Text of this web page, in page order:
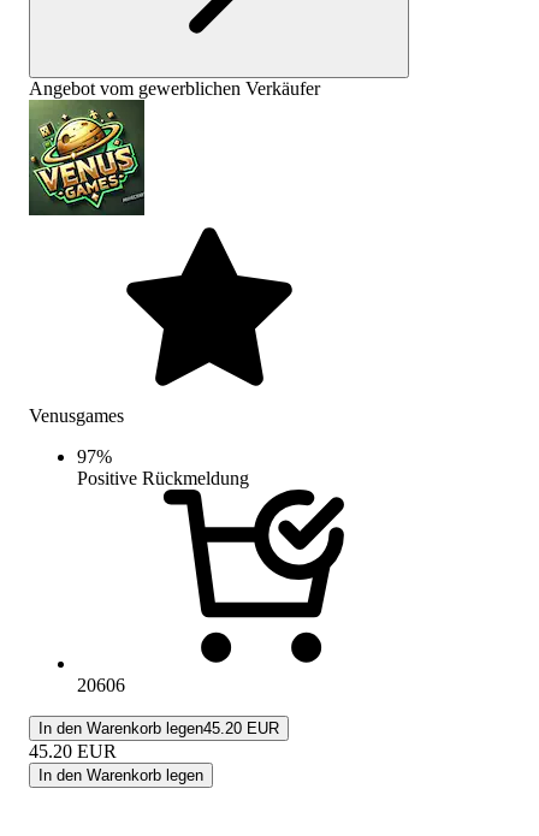
Angebot vom gewerblichen Verkäufer
Venusgames
97%
Positive Rückmeldung
20606
In den Warenkorb legen45.20 EUR
45.20 EUR
In den Warenkorb legen